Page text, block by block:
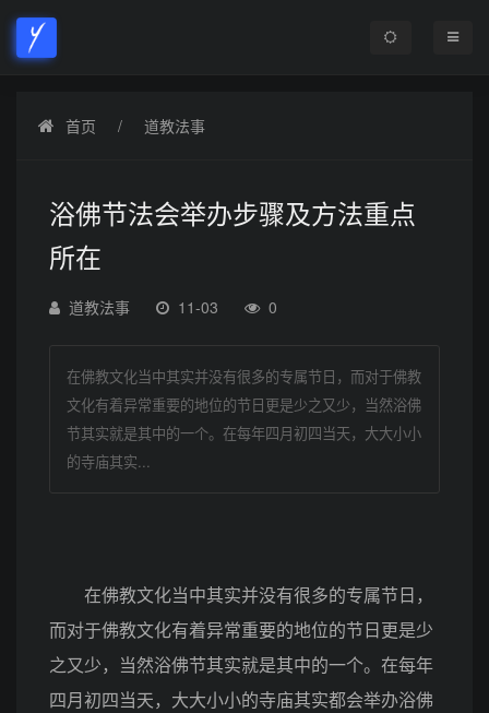
首页 道教法事
浴佛节法会举办步骤及方法重点
所在
道教法事 11-03 0
在佛教文化当中其实并没有很多的专属节日，而对于佛教
文化有着异常重要的地位的节日更是少之又少，当然浴佛
节其实就是其中的一个。在每年四月初四当天，大大小小
的寺庙其实...
在佛教文化当中其实并没有很多的专属节日，
而对于佛教文化有着异常重要的地位的节日更是少
之又少，当然浴佛节其实就是其中的一个。在每年
四月初四当天，大大小小的寺庙其实都会举办浴佛